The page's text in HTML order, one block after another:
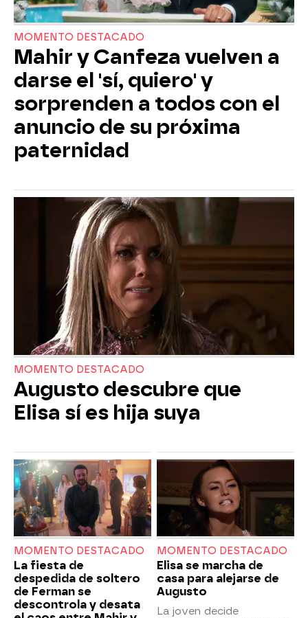
MOMENTO DESTACADO
Mahir y Canfeza vuelven a
darse el 'sí, quiero' y
sorprenden a todos con el
anuncio de su próxima
paternidad
MOMENTO DESTACADO
Augusto descubre que
Elisa sí es hija suya
MOMENTO DESTACADO
La fiesta de
despedida de soltero
de Ferman se
descontrola y desata
MOMENTO DESTACADO
Elisa se marcha de
casa para alejarse de
Augusto
La joven decide